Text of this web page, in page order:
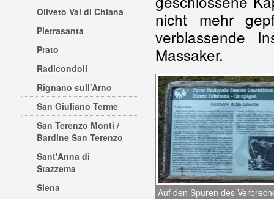
Oliveto Val di Chiana
Pietrasanta
Prato
Radicondoli
Rignano sull'Arno
San Giuliano Terme
San Terenzo Monti /
Bardine San Terenzo
Sant'Anna di
Stazzema
Siena
nicht mehr
verblassende
Massaker.
Auf den Spuren des